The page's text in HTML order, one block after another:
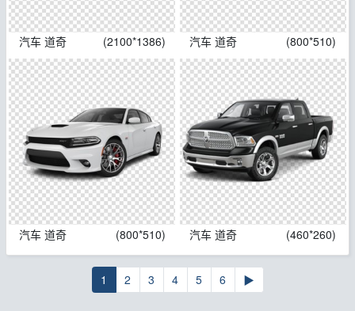
汽车 道奇 (2100*1386) 汽车 道奇 (800*510)
汽车 道奇 (800*510) 汽车 道奇 (460*260)
1 2 3 4 5 6 ▶